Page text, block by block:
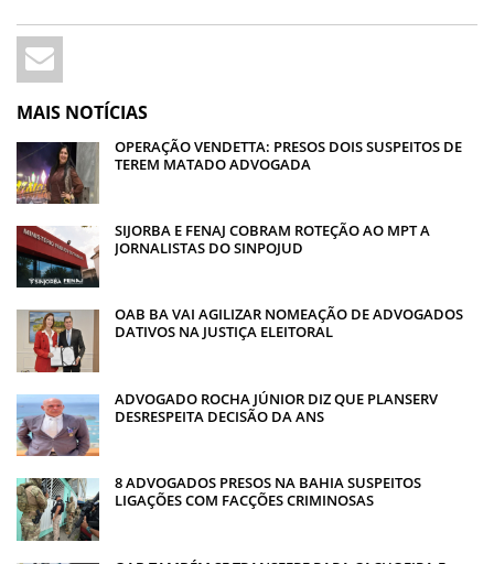
MAIS NOTÍCIAS
OPERAÇÃO VENDETTA: PRESOS DOIS SUSPEITOS DE
TEREM MATADO ADVOGADA
SIJORBA E FENAJ COBRAM ROTEÇÃO AO MPT A
JORNALISTAS DO SINPOJUD
OAB BA VAI AGILIZAR NOMEAÇÃO DE ADVOGADOS
DATIVOS NA JUSTIÇA ELEITORAL
ADVOGADO ROCHA JÚNIOR DIZ QUE PLANSERV
DESRESPEITA DECISÃO DA ANS
8 ADVOGADOS PRESOS NA BAHIA SUSPEITOS
LIGAÇÕES COM FACÇÕES CRIMINOSAS